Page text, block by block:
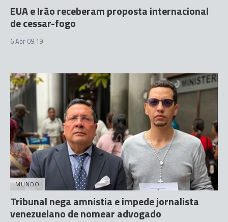
EUA e Irão receberam proposta internacional
de cessar-fogo
6 Abr 09:19
MUNDO
Tribunal nega amnistia e impede jornalista
venezuelano de nomear advogado